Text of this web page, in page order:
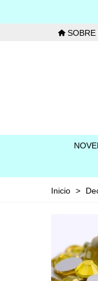
SOBRE
Inicio >